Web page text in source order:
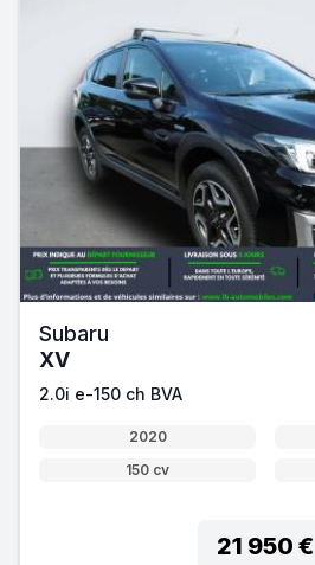
Subaru
XV
2.0i e-150 ch BVA
2020
150 cv
21 950 €